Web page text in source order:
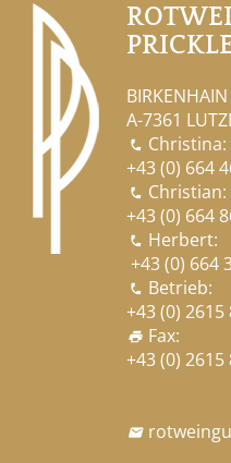
BIRKENHAIN
A-7361
 Christina:
+43 (0) 664
 Christian:
+43 (0) 664
 Herbert:
+43 (0) 664
 Betrieb:
+43 (0) 2615
print Fax:
+43 (0) 2615
